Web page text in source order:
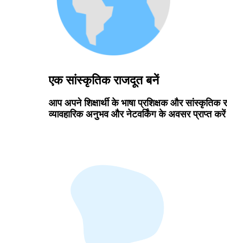
एक सांस्कृतिक राजदूत बनें
आप अपने शिक्षार्थी के भाषा प्रशिक्षक और सांस्कृतिक
व्यावहारिक अनुभव और नेटवर्किंग के अवसर प्राप्त